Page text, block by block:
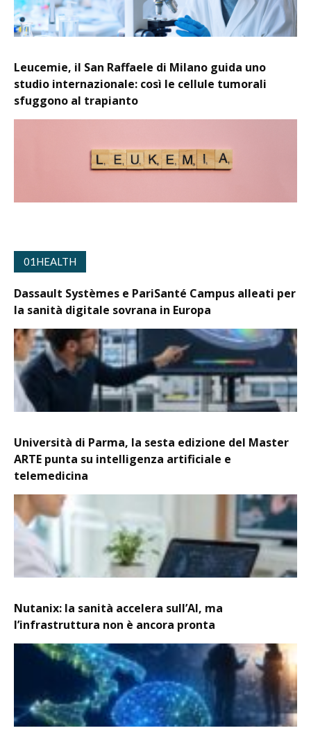
Leucemie, il San Raffaele di Milano guida uno
studio internazionale: così le cellule tumorali
sfuggono al trapianto
01HEALTH
Dassault Systèmes e PariSanté Campus alleati per
la sanità digitale sovrana in Europa
Università di Parma, la sesta edizione del Master
ARTE punta su intelligenza artificiale e
telemedicina
Nutanix: la sanità accelera sull’AI, ma
l’infrastruttura non è ancora pronta